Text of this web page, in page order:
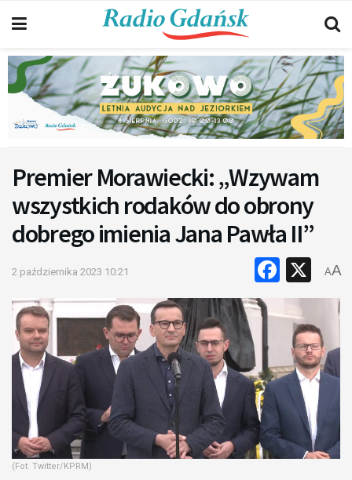
Premier Morawiecki: „Wzywam
wszystkich rodaków do obrony
dobrego imienia Jana Pawła II”
2 października 2023 10:21 X
AA
(Fot. Twitter/KPRM)